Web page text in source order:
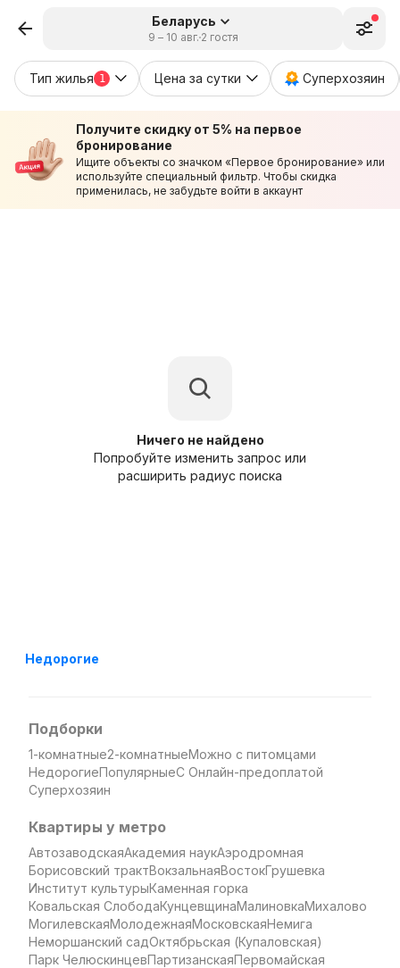
Беларусь
9 – 10 авг.2 гостя
Тип жилья 1 Цена за сутки Суперхозяин
Получите скидку от 5% на первое
бронирование
Ищите объекты со значком «Первое бронирование» или
используйте специальный фильтр. Чтобы скидка
применилась, не забудьте войти в аккаунт
Ничего не найдено
Попробуйте изменить запрос или
расширить радиус поиска
Недорогие
Подборки
1-комнатные2-комнатныеМожно с питомцами
НедорогиеПопулярныеС Онлайн-предоплатой
Суперхозяин
Квартиры у метро
АвтозаводскаяАкадемия наукАэродромная
Борисовский трактВокзальнаяВостокГрушевка
Институт культурыКаменная горка
Ковальская СлободаКунцевщинаМалиновкаМихалово
МогилевскаяМолодежнаяМосковскаяНемига
Неморшанский садОктябрьская (Купаловская)
Парк ЧелюскинцевПартизанскаяПервомайская